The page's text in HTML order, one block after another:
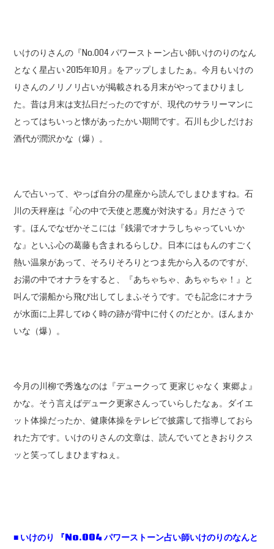
いけのりさんの『No.004 パワーストーン占い師いけのりのなん
となく星占い 2015年10月』をアップしましたぁ。今月もいけの
りさんのノリノリ占いが掲載される月末がやってまひりまし
た。昔は月末は支払日だったのですが、現代のサラリーマンに
とってはちいっと懐があったかい期間です。石川も少しだけお
酒代が潤沢かな（爆）。
んで占いって、やっぱ自分の星座から読んでしまひますね。石
川の天秤座は『心の中で天使と悪魔が対決する』月ださうで
す。ほんでなぜかそこには『銭湯でオナラしちゃっていいか
な』といふ心の葛藤も含まれるらしひ。日本にはもんのすごく
熱い温泉があって、そろりそろりとつま先から入るのですが、
お湯の中でオナラをすると、『あちゃちゃ、あちゃちゃ！』と
叫んで湯船から飛び出してしまふそうです。でも記念にオナラ
が水面に上昇してゆく時の跡が背中に付くのだとか。ほんまか
いな（爆）。
今月の川柳で秀逸なのは『デュークって 更家じゃなく 東郷よ』
かな。そう言えばデューク更家さんっていらしたなぁ。ダイエ
ット体操だったか、健康体操をテレビで披露して指導しておら
れた方です。いけのりさんの文章は、読んでいてときおりクス
ッと笑ってしまひますねぇ。
■ いけのり 『No.004パワーストーン占い師いけのりのなんと